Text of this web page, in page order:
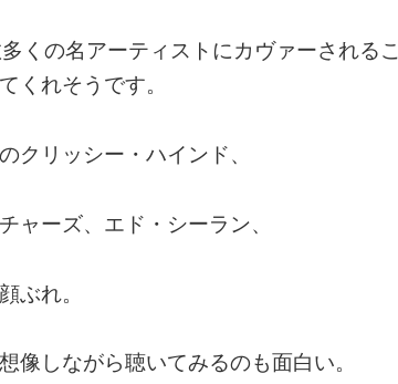
くの名アーティストにカヴァーされるこ
くれそうです。
クリッシー・ハインド、
ャーズ、エド・シーラン、
ぶれ。
像しながら聴いてみるのも面白い。